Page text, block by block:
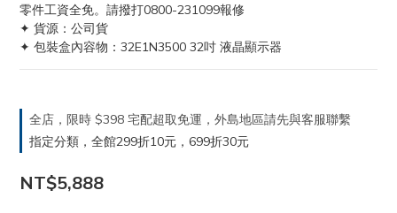
零件工資全免。請撥打0800-231099報修
✦ 貨源：公司貨
✦ 包裝盒內容物：32E1N3500 32吋 液晶顯示器
全店，限時 $398 宅配超取免運，外島地區請先與客服聯繫
指定分類，全館299折10元，699折30元
NT$5,888